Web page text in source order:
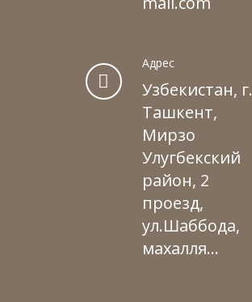
Адрес
Узбекистан, г.
Ташкент,
Мирзо
Улугбекский
район, 2
проезд,
ул.Шаббода,
махалля...